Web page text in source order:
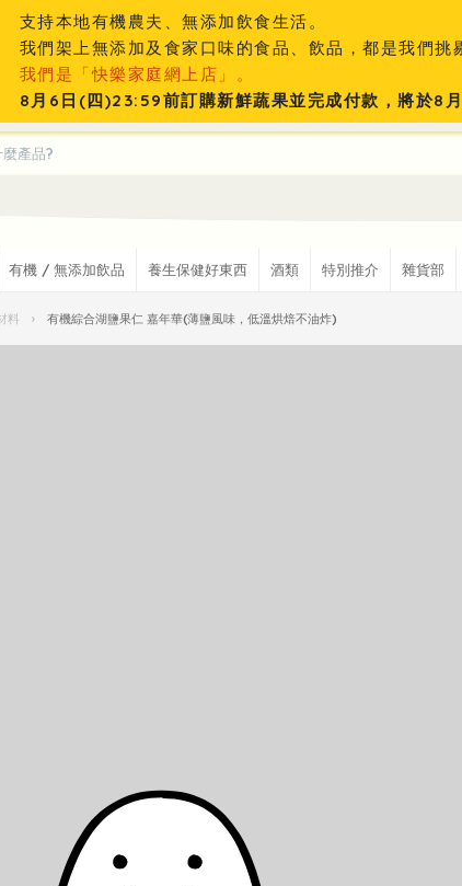
支持本地有機農夫、無添加飲食生活。
我們架上無添加及食家口味的食品、飲品，都是我們挑
我們是「快樂家庭網上店」。
8月6日(四)23:59前訂購新鮮蔬果並完成付款，將於8
有機 / 無添加飲品 養生保健好東西 酒類 特別推介 雜貨部
料 › 有機綜合湖鹽果仁 嘉年華(薄鹽風味，低溫烘焙不油炸)